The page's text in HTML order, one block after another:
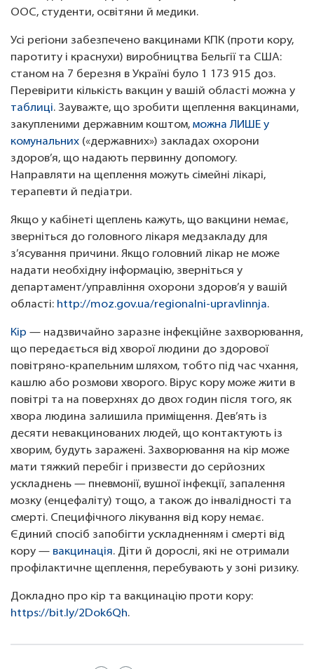
ООС, студенти, освітяни й медики.
Усі регіони забезпечено вакцинами КПК (проти кору,
паротиту і краснухи) виробництва Бельгії та США:
станом на 7 березня в Україні було 1 173 915 доз.
Перевірити кількість вакцин у вашій області можна у
таблиці. Зауважте, що зробити щеплення вакцинами,
закупленими державним коштом, можна ЛИШЕ у
комунальних («державних») закладах охорони
здоров’я, що надають первинну допомогу.
Направляти на щеплення можуть сімейні лікарі,
терапевти й педіатри.
Якщо у кабінеті щеплень кажуть, що вакцини немає,
зверніться до головного лікаря медзакладу для
з’ясування причини. Якщо головний лікар не може
надати необхідну інформацію, зверніться у
департамент/управління охорони здоров’я у вашій
області: http://moz.gov.ua/regionalni-upravlinnja.
Кір — надзвичайно заразне інфекційне захворювання,
що передається від хворої людини до здорової
повітряно-крапельним шляхом, тобто під час чхання,
кашлю або розмови хворого. Вірус кору може жити в
повітрі та на поверхнях до двох годин після того, як
хвора людина залишила приміщення. Дев’ять із
десяти невакцинованих людей, що контактують із
хворим, будуть заражені. Захворювання на кір може
мати тяжкий перебіг і призвести до серйозних
ускладнень — пневмонії, вушної інфекції, запалення
мозку (енцефаліту) тощо, а також до інвалідності та
смерті. Специфічного лікування від кору немає.
Єдиний спосіб запобігти ускладненням і смерті від
кору — вакцинація. Діти й дорослі, які не отримали
профілактичне щеплення, перебувають у зоні ризику.
Докладно про кір та вакцинацію проти кору:
https://bit.ly/2Dok6Qh.